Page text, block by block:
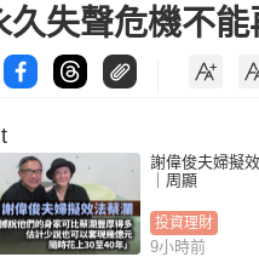
失聲危機不能
謝偉俊夫婦擬
｜周顯
投資理財
9小時前